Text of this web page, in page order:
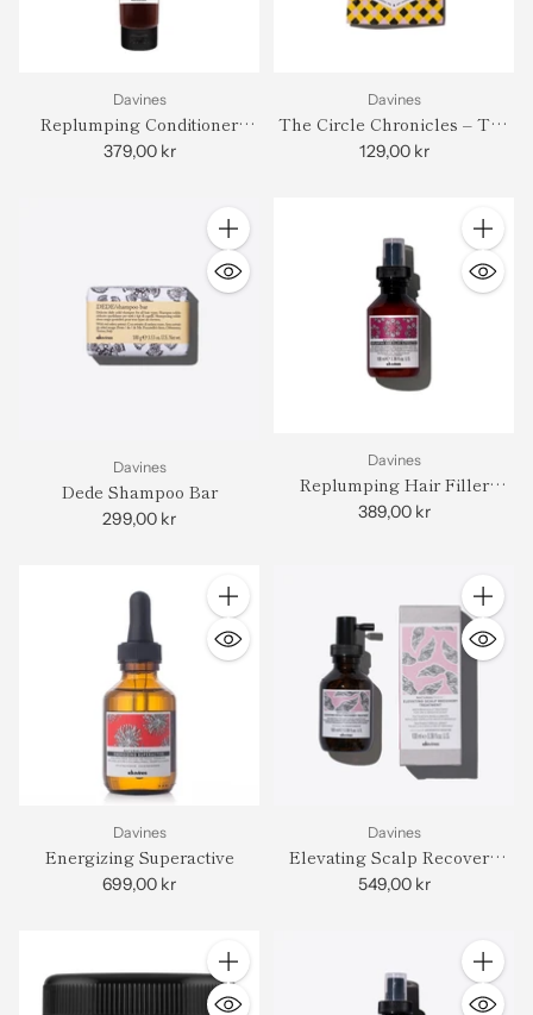
Davines
Replumping Conditioner
150ml
379,00 kr
Davines
The Circle Chronicles – The
Renaissance Circle
129,00 kr
Antall
Davines
Dede Shampoo Bar
299,00 kr
Antall
Davines
Replumping Hair Filler
Superactive 100ml
389,00 kr
Antall
Davines
Energizing Superactive
699,00 kr
Antall
Davines
Elevating Scalp Recovery
Treatment
549,00 kr
Antall Antall